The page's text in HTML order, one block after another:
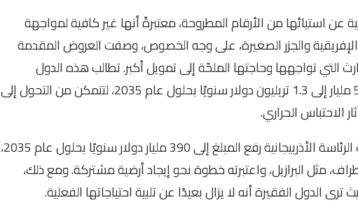
عن استيائها من الأرقام المطروحة، معتبرةً أنها غير كافية لمواجهة
الإفريقية والجزر الصغيرة، على وجه الخصوص، وصفت العروض المقدمة
التي تواجهها وحاجتها الملحّة إلى تمويل أكبر. تطالب هذه الدول
بتعهدات مالية تتراوح بين 500 مليار إلى 1.3 تريليون دولار سنويًا بحلول عام 2035، لتتمكن من التحول إلى
الاحتباس الحراري.
في ظل هذه التوترات، اقترحت الرئاسة الأذربيجانية رفع المبلغ إلى 390 مليار دولار سنويًا بحلول عام 2035،
مثل البرازيل، واعتبرته خطوة نحو إيجاد أرضية مشتركة. ومع ذلك،
الدول الفقيرة أنه لا يزال بعيدًا عن تلبية احتياجاتها الفعلية.